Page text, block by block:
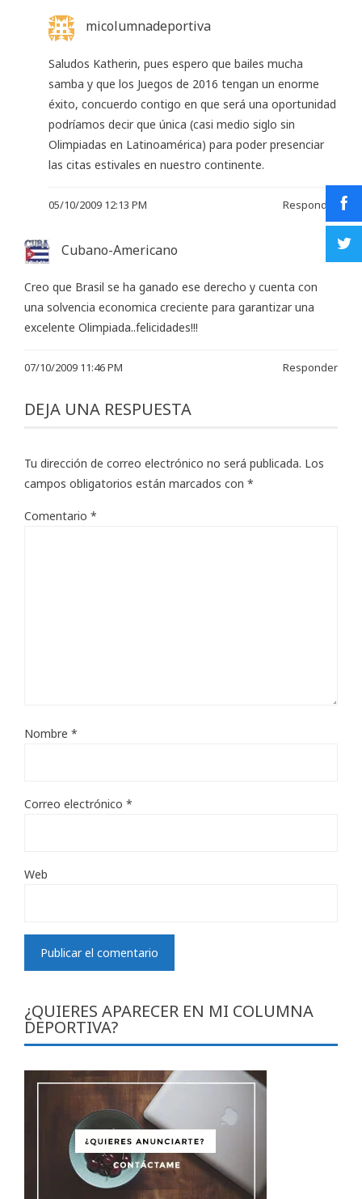
micolumnadeportiva
Saludos Katherin, pues espero que bailes mucha
samba y que los Juegos de 2016 tengan un enorme
éxito, concuerdo contigo en que será una oportunidad
podríamos decir que única (casi medio siglo sin
Olimpiadas en Latinoamérica) para poder presenciar
las citas estivales en nuestro continente.
05/10/2009 12:13 PM Responder
Cubano-Americano
Creo que Brasil se ha ganado ese derecho y cuenta con
una solvencia economica creciente para garantizar una
excelente Olimpiada..felicidades!!!
07/10/2009 11:46 PM Responder
DEJA UNA RESPUESTA
Tu dirección de correo electrónico no será publicada. Los
campos obligatorios están marcados con *
Comentario *
Nombre *
Correo electrónico *
Web
¿QUIERES APARECER EN MI COLUMNA
DEPORTIVA?